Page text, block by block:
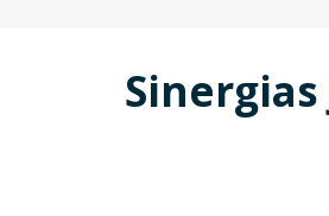
Sinergias